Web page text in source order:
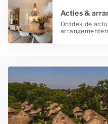
Acties &
Ontdek de